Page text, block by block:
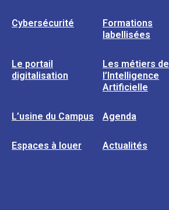
Cybersécurité
Formations
labellisées
Le portail
digitalisation
Les métiers de
l’Intelligence
Artificielle
L’usine du Campus Agenda
Espaces à louer Actualités